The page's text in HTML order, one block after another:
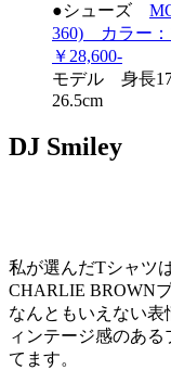
●シューズ
360) カラー
￥28,600-
モデル 身長
26.5cm
DJ Smiley
私が選んだTシャツ
CHARLIE BROWN
なんともいえない
ィンテージ感のあ
てます。